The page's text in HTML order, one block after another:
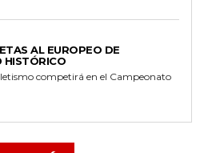
AL EUROPEO DE
HISTÓRICO
competirá en el Campeonato